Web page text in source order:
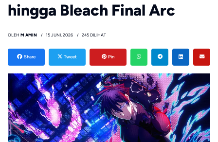
hingga Bleach Final Arc
OLEH M AMIN 15 JUNI, 2026 245 DILIHAT
Share Tweet Pin